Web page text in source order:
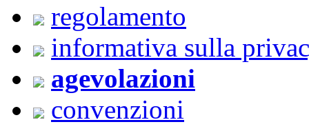
regolamento
informativa sulla
agevolazioni
convenzioni